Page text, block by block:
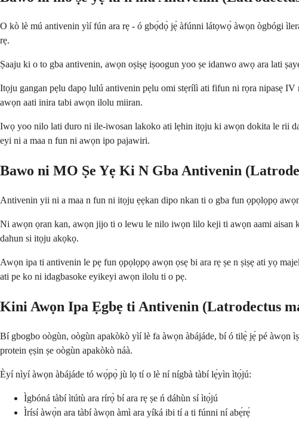
O kò lè mú antivenin yìí fún ara rẹ - ó gbọ́dọ̀ jẹ́ àfúnni látọwọ́ àwọn ògbógi
rẹ.
Ṣaaju ki o to gba antivenin, awọn oṣiṣẹ iṣoogun yoo ṣe idanwo awọ ara lati
Itọju gangan pẹlu dapọ lulú antivenin pẹlu omi stẹrílì ati fifun ni rọra nipasẹ
awọn aati inira tabi awọn ilolu miiran.
Iwọ yoo nilo lati duro ni ile-iwosan lakoko ati lẹhin itọju ki awọn dokita le rii
eyi ni a maa n fun ni awọn ipo pajawiri.
Bawo ni MO Ṣe Yẹ Ki N Gba Antivenin
Antivenin yii ni a maa n fun ni itọju ẹẹkan dipo nkan ti o gba fun ọpọlọpọ
Ni awọn ọran kan, awọn jijo ti o lewu le nilo iwọn lilo keji ti awọn aami aisan
dahun si itọju akọkọ.
Awọn ipa ti antivenin le pẹ fun ọpọlọpọ awọn ọsẹ bi ara rẹ ṣe n ṣiṣẹ ati yọ
ati pe ko ni idagbasoke eyikeyi awọn ilolu ti o pẹ.
Kini Awọn Ipa Ẹgbẹ ti Antivenin (Latrodectus
Bí gbogbo oògùn, oògùn apakòkò yìí lè fa àwọn àbájáde, bí ó tilẹ̀ jẹ́ pé àwọn
protein ẹṣin ṣe oògùn apakòkò náà.
Èyí nìyí àwọn àbájáde tó wọ́pọ̀ jù lọ tí o lè ní nígbà tàbí lẹ́yìn ìtọ́jú:
Ìgbóná tàbí ìtútù ara rírọ̀ bí ara rẹ ṣe ń dáhùn sí ìtọ́jú
Ìrísí àwọ̀n ara tàbí àwọn àmì ara yíká ibi tí a ti fúnni ní abẹ́rẹ́